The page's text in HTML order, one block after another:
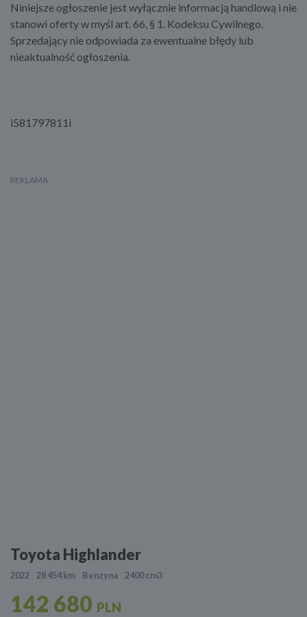
Niniejsze ogłoszenie jest wyłącznie informacją handlową i nie
stanowi oferty w myśl art. 66, § 1. Kodeksu Cywilnego.
Sprzedający nie odpowiada za ewentualne błędy lub
nieaktualność ogłoszenia.
i581797811i
Toyota Highlander
2022 28 454 km Benzyna 2400 cm3
142 680 PLN